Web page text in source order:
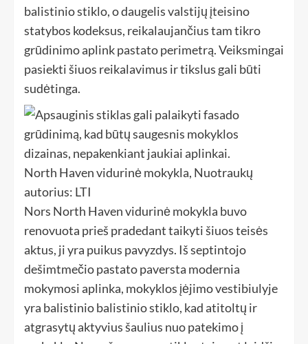
balistinio stiklo, o daugelis valstijų įteisino
statybos kodeksus, reikalaujančius tam tikro
grūdinimo aplink pastato perimetrą. Veiksmingai
pasiekti šiuos reikalavimus ir tikslus gali būti
sudėtinga.
North Haven vidurinė mokykla, Nuotraukų
autorius: LTI
Nors North Haven vidurinė mokykla buvo
renovuota prieš pradedant taikyti šiuos teisės
aktus, ji yra puikus pavyzdys. Iš septintojo
dešimtmečio pastato paversta modernia
mokymosi aplinka, mokyklos įėjimo vestibiulyje
yra balistinio balistinio stiklo, kad atitoltų ir
atgrasytų aktyvius šaulius nuo patekimo į